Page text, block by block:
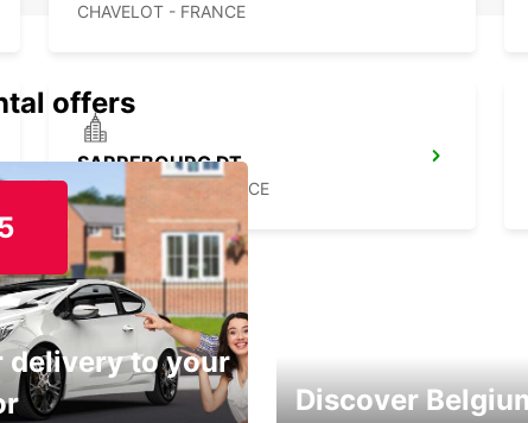
CHAVELOT - FRANCE
SARREBOURG DT
SARREBOURG - FRANCE
offers
delivery to your
Discover